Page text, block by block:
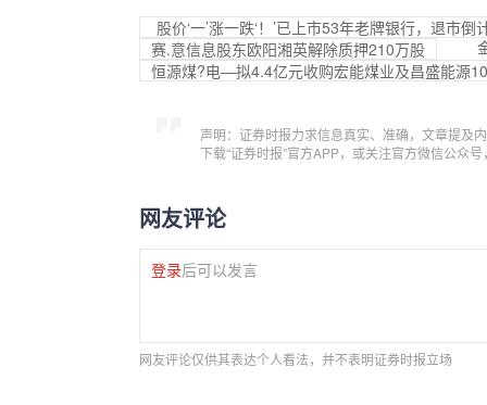
股价‘一’涨一跌‘！’已上市53年老牌银行，退市
赛.意信息股东欧阳湘英解除质押210万股
恒源煤?电—拟4.4亿元收购宏能煤业及昌盛能源
声明：证券时报力求信息真实、准确，文章提及
下载“证券时报”官方APP，或关注官方微信公众
网友评论
登录后可以发言
网友评论仅供其表达个人看法，并不表明证券时报立场